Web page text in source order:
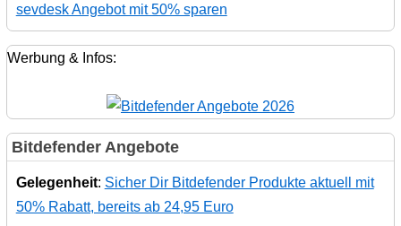
sevdesk Angebot mit 50% sparen
Werbung & Infos:
Bitdefender Angebote
Gelegenheit: Sicher Dir Bitdefender Produkte aktuell mit
50% Rabatt, bereits ab 24,95 Euro